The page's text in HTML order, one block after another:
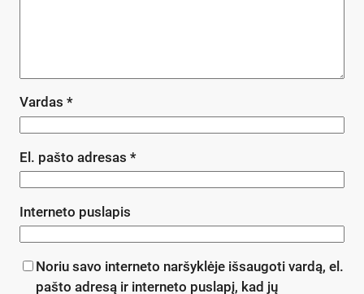
Vardas *
El. pašto adresas *
Interneto puslapis
Noriu savo interneto naršyklėje išsaugoti vardą, el.
pašto adresą ir interneto puslapį, kad jų